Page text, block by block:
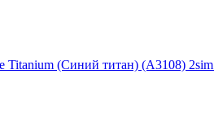
Titanium (Синий титан) (A3108) 2sim